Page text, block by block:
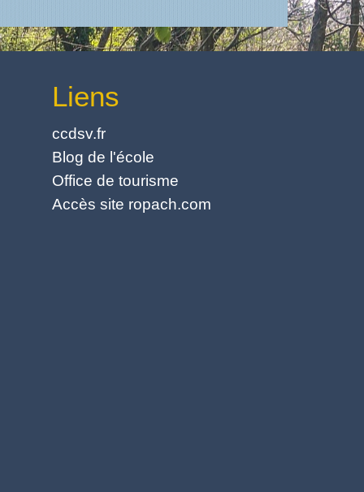
Liens
ccdsv.fr
Blog de l'école
Office de tourisme
Accès site ropach.com